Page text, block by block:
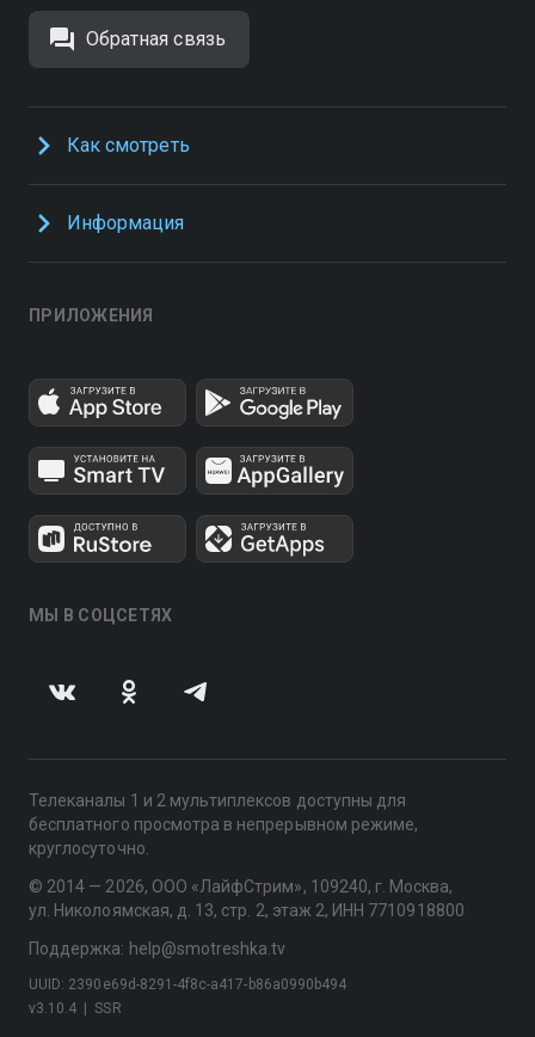
Обратная связь
Как смотреть
Информация
ПРИЛОЖЕНИЯ
МЫ В СОЦСЕТЯХ
Телеканалы 1 и 2 мультиплексов доступны для
бесплатного просмотра в непрерывном режиме,
круглосуточно.
© 2014 — 2026, ООО «ЛайфСтрим», 109240, г. Москва,
ул. Николоямская, д. 13, стр. 2, этаж 2, ИНН 7710918800
Поддержка: help@smotreshka.tv
v3.10.4 SSR
UUID: 2390e69d-8291-4f8c-a417-b86a0990b494